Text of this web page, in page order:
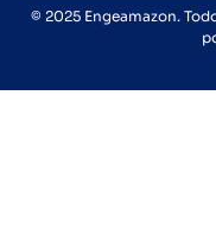
© 2025 Engeamazon.